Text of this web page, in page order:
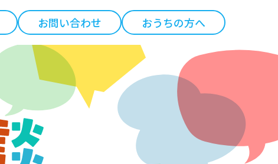
お問い合わせ おうちの方へ